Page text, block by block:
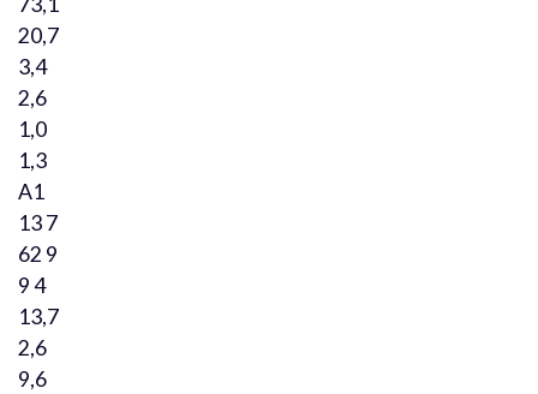
20,7
3,4
2,6
1,0
1,3
A1
13 7
62 9
9 4
13,7
2,6
9,6